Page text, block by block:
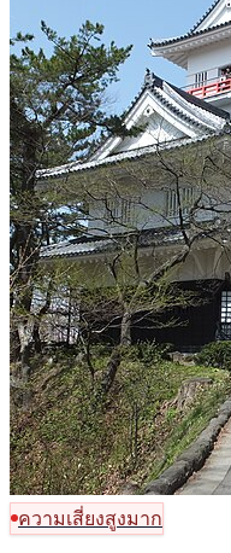
ความเสี่ยงสูงมาก